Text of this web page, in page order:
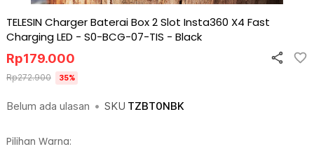
TELESIN Charger Baterai Box 2 Slot Insta360 X4 Fast
Charging LED - S0-BCG-07-TIS - Black
Belum ada ulasan • SKU TZBT0NBK
Rp179.000
Rp272.900 35%
Pilihan Warna: